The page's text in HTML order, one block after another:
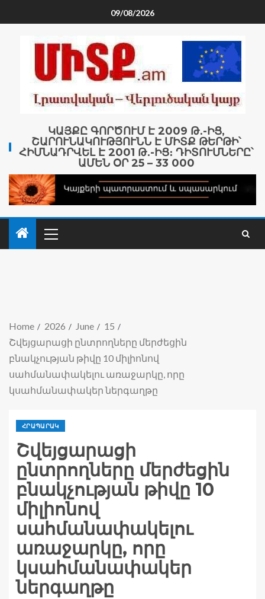
09/08/2026
ԿԱՅՔԸ ԳՈՐԾՈՒՄ Է 2009 Թ․-ԻՑ,
ՇԱՐՈՒՆԱԿՈՒԹՅՈՒՆՆ Է ՄԻՏՔ ԹԵՐԹԻ՝
ՀԻՄՆԱԴՐՎԵԼ Է 2001 Թ․-ԻՑ։ ԴԻՏՈՒՄՆԵՐԸ՝
ԱՄԵՆ ՕՐ 25 – 33 000
Home 2026 June
15
Շվեյցարացի ընտրողները մերժեցին
բնակչության թիվը 10 միլիոնով
սահմանափակելու առաջարկը, որը
կսահմանափակեր ներգաղթը
ՀՐԱՊԱՐԱԿ
Շվեյցարացի
ընտրողները մերժեցին
բնակչության թիվը 10
միլիոնով
սահմանափակելու
առաջարկը, որը
կսահմանափակեր
ներգաղթը